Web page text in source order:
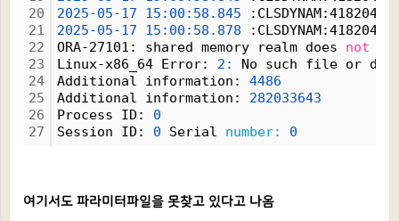
20
21
22
23
24
25
26
27
2025-05-17
15:00:58.845
2025-05-17
15:00:58.878
ORA-27101: shared memory realm does not
Linux-x86_64 Error: 2:
No such file or
Additional information: 4486
Additional information: 282033643
Process ID: 0
Session ID: 0 Serial number: 0
여기서도 파라미터파일을 못찾고 있다고 나옴